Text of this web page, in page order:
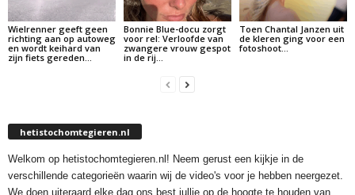
Wielrenner geeft geen
richting aan op autoweg
en wordt keihard van
zijn fiets gereden…
Bonnie Blue-docu zorgt
voor rel: Verloofde van
zwangere vrouw gespot
in de rij…
Toen Chantal Janzen uit
de kleren ging voor een
fotoshoot…
hetistochomtegieren.nl
Welkom op hetistochomtegieren.nl! Neem gerust een kijkje in de
verschillende categorieën waarin wij de video's voor je hebben neergezet.
We doen uiteraard elke dag ons best jullie op de hoogte te houden van